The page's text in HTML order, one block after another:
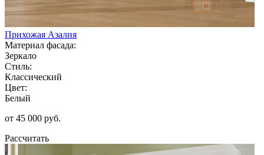
Прихожая Азалия
Материал фасада:
Зеркало
Стиль:
Классический
Цвет:
Белый
от 45 000 руб.
Рассчитать